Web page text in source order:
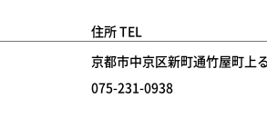
住所 TEL
京都市中京区新町通竹屋町上
075-231-0938